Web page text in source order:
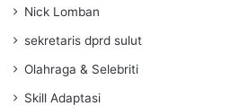
Nick Lomban
sekretaris dprd sulut
Olahraga & Selebriti
Skill Adaptasi